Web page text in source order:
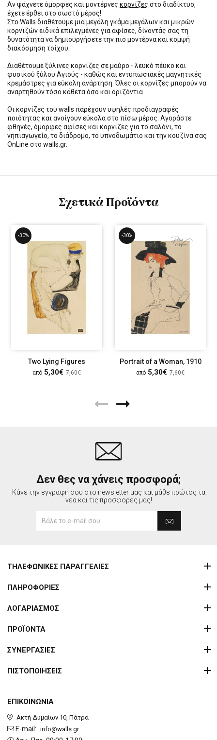
Αν ψάχνετε όμορφες και μοντέρνες κορνίζες στο διαδίκτυο,
έχετε έρθει στο σωστό μέρος!
Στο Walls διαθέτουμε μια μεγάλη γκάμα μεγάλων και μικρών
κορνιζών ειδικά επιλεγμένες για αφίσες, δίνοντάς σας τη
δυνατότητα να δημιουργήσετε την πιο μοντέρνα και κομψή
διακόσμηση τοίχου.
Διαθέτουμε ξύλινες κορνίζες σε μαύρο - λευκό πέυκο και
φυσικού ξύλου Αγιούς - καθώς και εντυπωσιακές μαγνητικές
κρεμάστρες για εύκολη ανάρτηση. Όλες οι κορνίζες μπορούν να
αναρτηθούν τόσο κάθετα όσο και οριζόντια.
Οι κορνίζες του walls παρέχουν υψηλές προδιαγραφές
ποιότητας και ανοίγουν εύκολα στο πίσω μέρος. Αγοράστε
φθηνές, όμορφες αφίσες και κορνίζες για το σαλόνι, το
νηπιαγωγείο, το διάδρομο, το υπνοδωμάτιο και την κουζίνα σας
OnLine στο walls.gr.
Σχετικά Προϊόντα
-30%
Two Lying Figures
από 5,30€ 7,60€
-30%
Portrait of a Woman, 1910
από 5,30€ 7,60€
Δεν θες να χάνεις προσφορά;
Κάνε την εγγραφή σου στο newsletter μας και μάθε πρώτος τα
νέα και τις προσφορές μας!
ΕΠΙΚΟΙΝΩΝΙΑ
Ακτή Δυμαίων 10, Πάτρα
E-mail: info@walls.gr
ΤΗΛΕΦΩΝΙΚΕΣ ΠΑΡΑΓΓΕΛΙΕΣ
ΠΛΗΡΟΦΟΡΙΕΣ
ΛΟΓΑΡΙΑΣΜΟΣ
ΠΡΟΪΟΝΤΑ
ΣΥΝΕΡΓΑΣΙΕΣ
ΠΙΣΤΟΠΟΙΗΣΕΙΣ